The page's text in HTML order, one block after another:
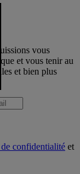
vous
et vous tenir au
et bien plus
confidentialité et